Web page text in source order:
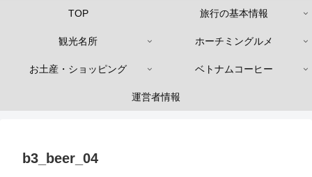
TOP 旅行の基本情報
観光名所 ホーチミングルメ
お土産・ショッピング ベトナムコーヒー
運営者情報
b3_beer_04